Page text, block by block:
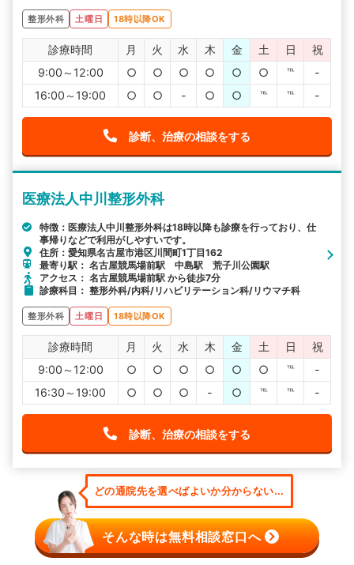
整形外科 土曜日 18時以降OK
診療時間 月 火 水 木 金 土 日
祝
9:00～12:00
○ ○ ○ ○ ○ ○ ℡
-
16:00～19:00
○ ○ - ○ ○ ℡ ℡ -
診断、治療の相談をする
医療法人中川整形外科
特徴：医療法人中川整形外科は18時以降も診療を行っており、仕
事帰りなどで利用がしやすいです。
住所：愛知県名古屋市港区川間町1丁目162
最寄り駅： 名古屋競馬場前駅 中島駅 荒子川公園駅
アクセス： 名古屋競馬場前駅 から徒歩7分
診療科目： 整形外科/内科/リハビリテーション科/リウマチ科
整形外科 土曜日 18時以降OK
診療時間 月 火 水 木 金 土 日
祝
9:00～12:00
○ ○ ○ ○ ○ ○ ℡
-
16:30～19:00
○ ○ ○ - ○ ℡ ℡ -
診断、治療の相談をする
どの通院先を選べばよいか分からない...
そんな時は無料相談窓口へ